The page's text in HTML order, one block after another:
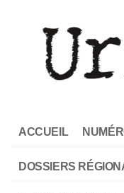
ACCUEIL
DOSSIERS